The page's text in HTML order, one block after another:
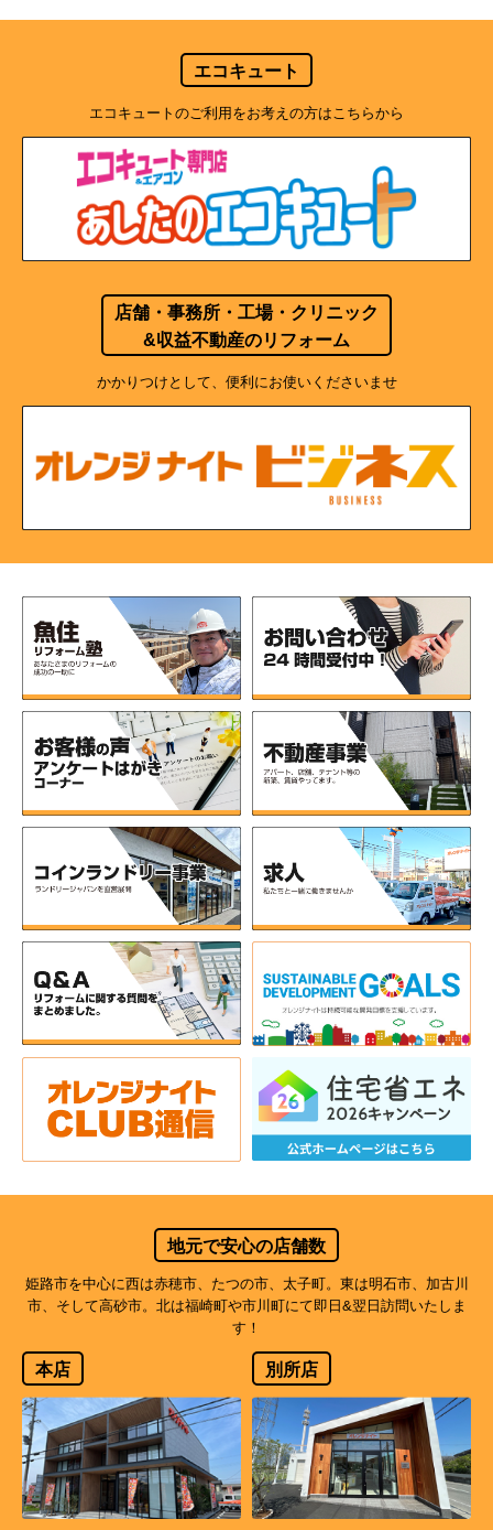
エコキュート
エコキュートのご利用をお考えの方はこちらから
店舗・事務所・工場・クリニック
&収益不動産のリフォーム
かかりつけとして、便利にお使いくださいませ
地元で安心の店舗数
姫路市を中心に西は赤穂市、たつの市、太子町。東は明石市、加古川
市、そして高砂市。北は福崎町や市川町にて即日&翌日訪問いたしま
す！
本店 別所店